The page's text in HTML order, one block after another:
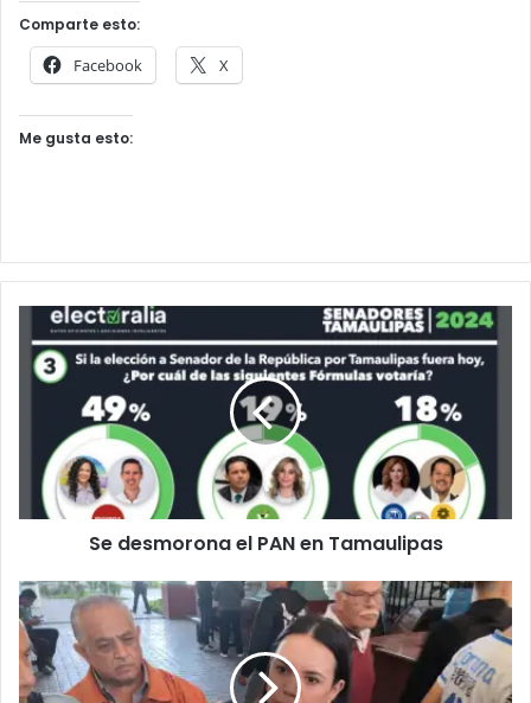
Comparte esto:
Facebook X
Me gusta esto:
Se desmorona el PAN en Tamaulipas